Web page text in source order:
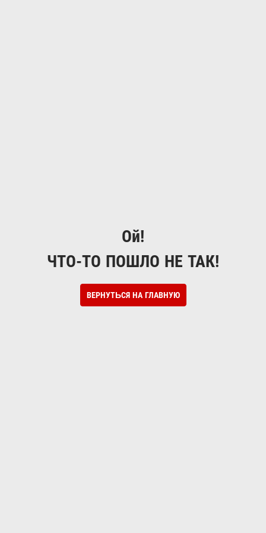
Ой!
ЧТО-ТО ПОШЛО НЕ ТАК!
ВЕРНУТЬСЯ НА ГЛАВНУЮ